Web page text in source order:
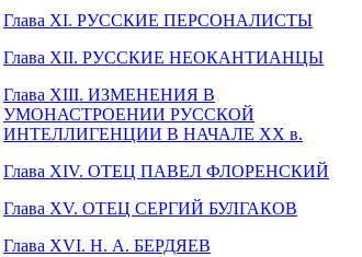
Глава XI. РУССКИЕ ПЕРСОНАЛИСТЫ
Глава XII. РУССКИЕ НЕОКАНТИАНЦЫ
Глава XIII. ИЗМЕНЕНИЯ В
УМОНАСТРОЕНИИ РУССКОЙ
ИНТЕЛЛИГЕНЦИИ В НАЧАЛЕ XX в.
Глава XIV. ОТЕЦ ПАВЕЛ ФЛОРЕНСКИЙ
Глава XV. ОТЕЦ СЕРГИЙ БУЛГАКОВ
Глава XVI. Н. А. БЕРДЯЕВ